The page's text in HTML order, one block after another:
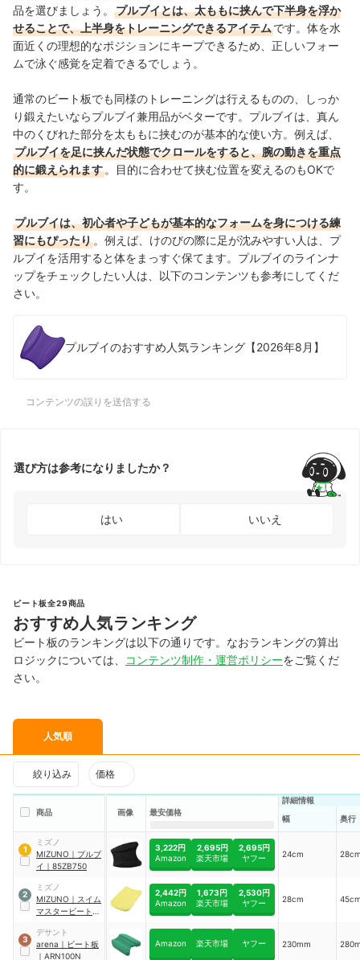
品を選びましょう。
プルブイとは、太ももに挟んで下半身を浮か
せることで、上半身をトレーニングできるアイテムです。体を水
面近くの理想的なポジションにキープできるため、正しいフォー
ムで泳ぐ感覚を定着できるでしょう。
通常のビート板でも同様のトレーニングは行えるものの、しっか
り鍛えたいならプルブイ兼用品がベターです。 プルブイは、真ん
中のくびれた部分を太ももに挟むのが基本的な使い方。例えば、
プルブイを足に挟んだ状態でクロールをすると、腕の動きを重点
的に鍛えられます 。目的に合わせて挟む位置を変えるのもOKで
す。
プルブイは、初心者や子どもが基本的なフォームを身につける練
習にもぴったり 。例えば、けのびの際に足が沈みやすい人は、プ
ルブイを活用すると体をまっすぐ保てます。プルブイのラインナ
ップをチェックしたい人は、以下のコンテンツも参考にしてくだ
さい。
プルブイのおすすめ人気ランキング【2026年8月】
コンテンツの誤りを送信する
選び方は参考になりましたか？
はい いいえ
ビート板全29商品
おすすめ人気ランキング
ビート板のランキングは以下の通りです。なおランキングの算出
ロジックについては、
コンテンツ制作・運営ポリシーをご覧くだ
さい。
人気順
絞り込み 価格
商品 画像 最安価格
詳細情報
幅
奥行
1
ミズノ
MIZUNO ｜ プルブ
イ ｜ 85ZB750
3,222円
Amazon
2,695円
楽天市場
2,695円
ヤフー
24cm
2
ミズノ
MIZUNO ｜ スイム
マスタービート
2,442円
Amazon
1,673円
楽天市場
2,530円
ヤフー
28cm
3
デサント
arena ｜ ビート板
｜ ARN100N
Amazon 楽天市場 ヤフー 230mm